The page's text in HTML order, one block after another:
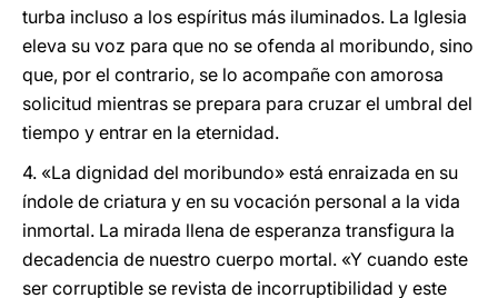
turba incluso a los espíritus más iluminados. La Iglesia
eleva su voz para que no se ofenda al moribundo, sino
que, por el contrario, se lo acompañe con amorosa
solicitud mientras se prepara para cruzar el umbral del
tiempo y entrar en la eternidad.
4. «La dignidad del moribundo» está enraizada en su
índole de criatura y en su vocación personal a la vida
inmortal. La mirada llena de esperanza transfigura la
decadencia de nuestro cuerpo mortal. «Y cuando este
ser corruptible se revista de incorruptibilidad y este